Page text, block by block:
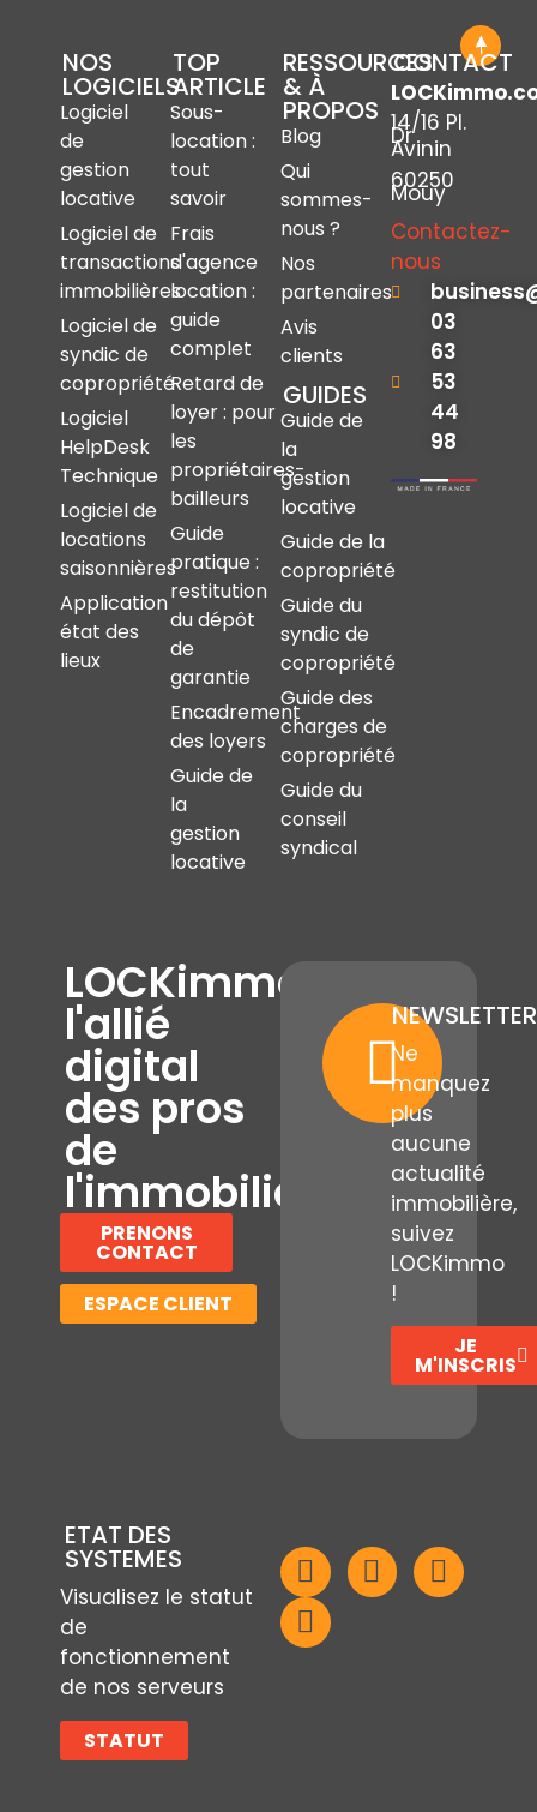
NOS
LOGICIELS
Logiciel
de
gestion
locative
Logiciel de
transactions
immobilières
Logiciel de
syndic de
copropriété
Logiciel
HelpDesk
Technique
Logiciel de
locations
saisonnières
Application
état des
lieux
TOP
ARTICLE
Sous-
location :
tout
savoir
Frais
d'agence
location :
guide
complet
Retard de
loyer : pour
les
propriétaires-
bailleurs
Guide
pratique :
restitution
du dépôt
de
garantie
Encadrement
des loyers
Guide de
la
gestion
locative
RESSOURCES
& À
PROPOS
Blog
Qui
sommes-
nous ?
Nos
partenaires
Avis
clients
GUIDES
Guide de
la
gestion
locative
Guide de la
copropriété
Guide du
syndic de
copropriété
Guide des
charges de
copropriété
Guide du
conseil
syndical
CONTACT
14/16 Pl.
Dr
Avinin
60250
Mouy
Contactez-
nous
03
63
53
44
98
LOCKimmo,
l'allié
digital
des pros
de
l'immobilier
PRENONS
CONTACT
ESPACE CLIENT
NEWSLETTER
Ne
manquez
plus
aucune
actualité
immobilière,
suivez
LOCKimmo
!
JE
M'INSCRIS
ETAT DES
SYSTEMES
Visualisez le statut
de
fonctionnement
de nos serveurs
STATUT